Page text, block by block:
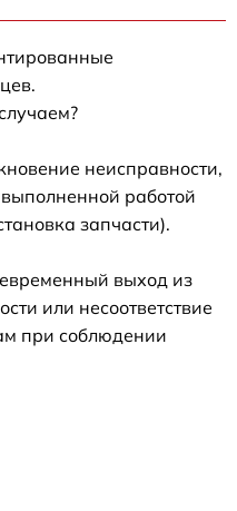
неисправности,
работой
запчасти).
выход из
или несоответствие
при соблюдении